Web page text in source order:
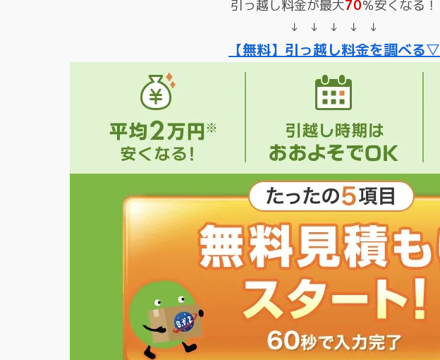
引っ越し料金が最大70％安くなる！
↓ ↓ ↓ ↓ ↓
【無料】引っ越し料金を調べる▽